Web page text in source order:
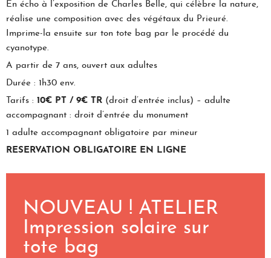
En écho à l’exposition de Charles Belle, qui célèbre la nature,
réalise une composition avec des végétaux du Prieuré.
Imprime-la ensuite sur ton tote bag par le procédé du
cyanotype.
A partir de 7 ans, ouvert aux adultes
Durée : 1h30 env.
Tarifs : 10€ PT / 9€ TR (droit d’entrée inclus) – adulte
accompagnant : droit d’entrée du monument
1 adulte accompagnant obligatoire par mineur
RESERVATION OBLIGATOIRE EN LIGNE
NOUVEAU ! ATELIER
Impression solaire sur
tote bag